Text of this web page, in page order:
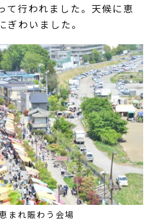
て行われました。天候に恵
ぎわいました。
まれ賑わう会場